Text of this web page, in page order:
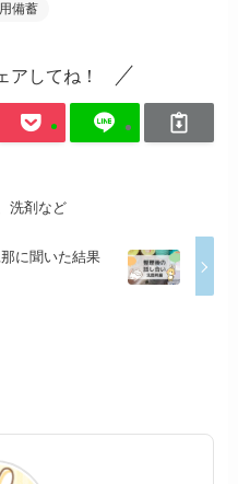
備蓄
アしてね！
洗剤など
に聞いた結果